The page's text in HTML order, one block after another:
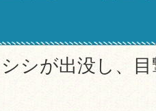
シが出没し、